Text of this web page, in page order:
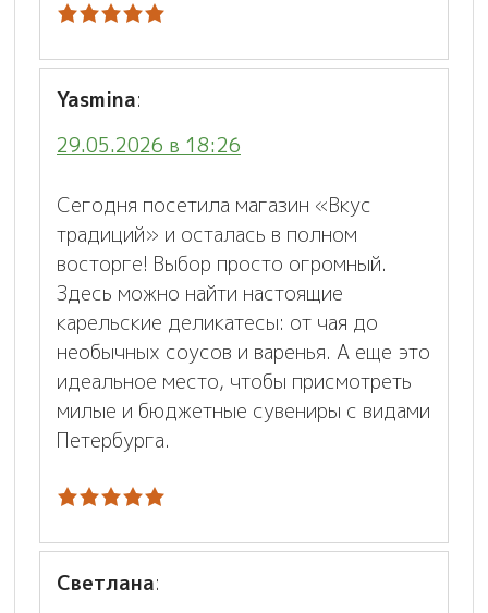
Yasmina:
29.05.2026 в 18:26
Сегодня посетила магазин «Вкус
традиций» и осталась в полном
восторге! Выбор просто огромный.
Здесь можно найти настоящие
карельские деликатесы: от чая до
необычных соусов и варенья. А еще это
идеальное место, чтобы присмотреть
милые и бюджетные сувениры с видами
Петербурга.
Светлана: